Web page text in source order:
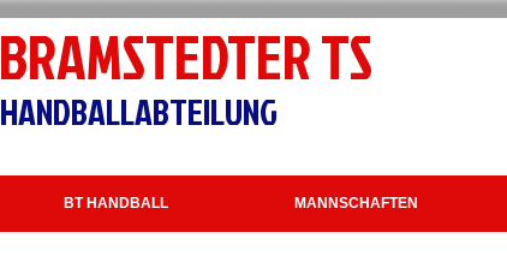
BRAMSTEDTER TS
HANDBALLABTEILUNG
BT HANDBALL MANNSCHAFTEN